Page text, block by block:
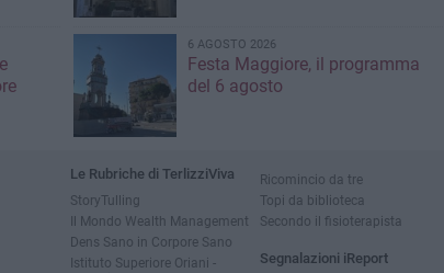
6 AGOSTO 2026
Festa Maggiore, il programma
del 6 agosto
Le Rubriche di TerlizziViva
StoryTulling
Il Mondo Wealth Management
Dens Sano in Corpore Sano
Istituto Superiore Oriani -
Ricomincio da tre
Topi da biblioteca
Secondo il fisioterapista
Segnalazioni iReport